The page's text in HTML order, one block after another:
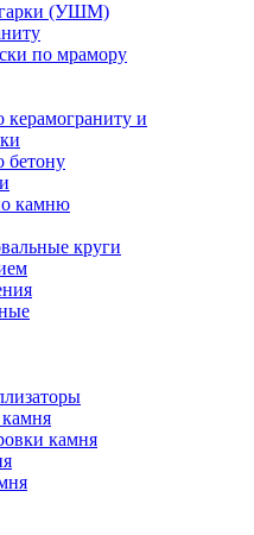
(УШМ)
по мрамору
и
бетону
камню
круги
камня